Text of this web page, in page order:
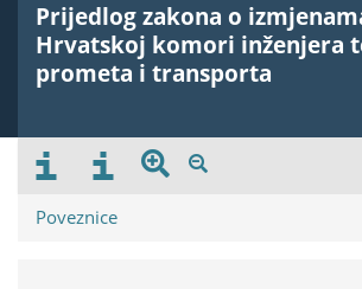
Prijedlog zakona o
Hrvatskoj komori inženjera
prometa i transporta
Poveznice